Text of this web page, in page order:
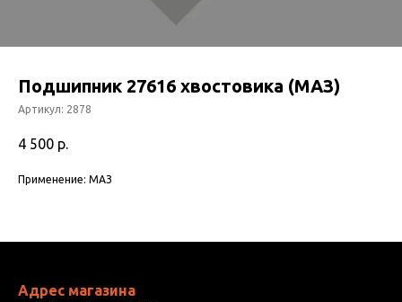
Подшипник 27616 хвостовика (МАЗ)
Артикул: 2878
4 500 р.
Применение: МАЗ
Адрес магазина